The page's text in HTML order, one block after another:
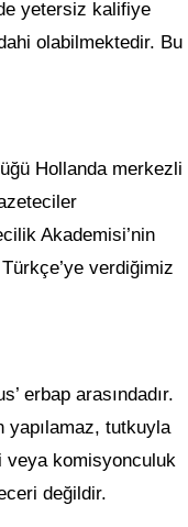
yetersiz kalifiye
olabilmektedir. Bu
Hollanda merkezli
Akademisi’nin
verdiğimiz
erbap arasındadır.
yapılamaz, tutkuyla
veya komisyonculuk
değildir.